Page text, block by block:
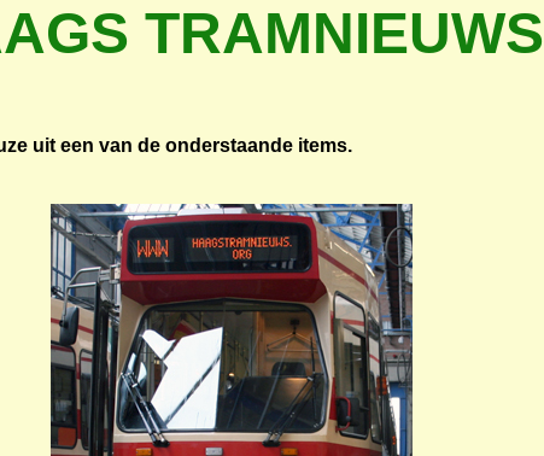
TRAMNIEUWS
uit een van de onderstaande items.